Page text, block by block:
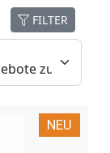
FILTER
NEU